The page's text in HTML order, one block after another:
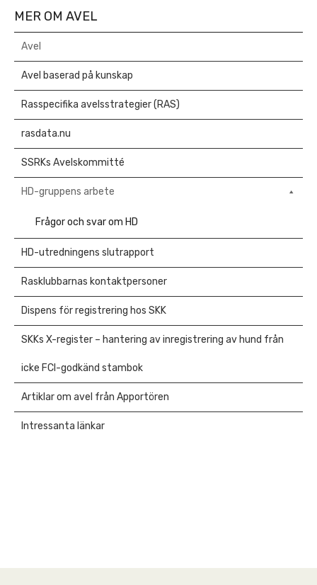
MER OM AVEL
Avel
Avel baserad på kunskap
Rasspecifika avelsstrategier (RAS)
rasdata.nu
SSRKs Avelskommitté
HD-gruppens arbete
Frågor och svar om HD
HD-utredningens slutrapport
Rasklubbarnas kontaktpersoner
Dispens för registrering hos SKK
SKKs X-register – hantering av inregistrering av hund från
icke FCI-godkänd stambok
Artiklar om avel från Apportören
Intressanta länkar